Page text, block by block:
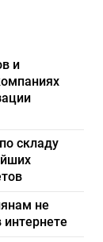
и
складу
не